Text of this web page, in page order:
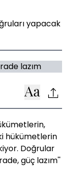
yapacak
hükümetlerin
Doğrular
güç lazım''